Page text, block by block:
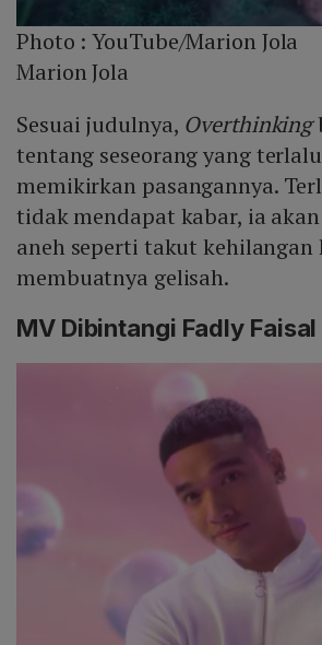
Photo :YouTube/Marion Jola
Marion Jola
Sesuai judulnya, Overthinking
tentang seseorang yang
memikirkan pasangannya.
tidak mendapat kabar, ia
aneh seperti takut kehilangan
membuatnya gelisah.
MV Dibintangi Fadly Faisal